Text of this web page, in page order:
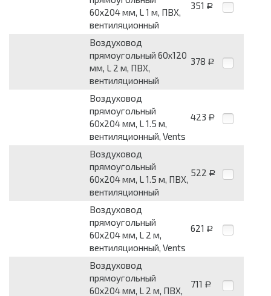
60x204 мм, L 1 м, ПВХ,
вентиляционный
351 Р
Воздуховод
прямоугольный 60x120
мм, L 2 м, ПВХ,
вентиляционный
378 Р
Воздуховод
прямоугольный
60x204 мм, L 1.5 м,
вентиляционный, Vents
423 Р
Воздуховод
прямоугольный
60x204 мм, L 1.5 м, ПВХ,
вентиляционный
522 Р
Воздуховод
прямоугольный
60x204 мм, L 2 м,
вентиляционный, Vents
621 Р
Воздуховод
прямоугольный
60x204 мм, L 2 м, ПВХ,
711 Р